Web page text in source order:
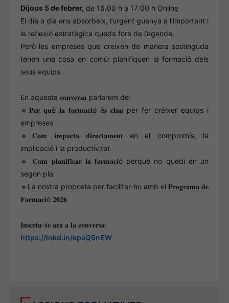
Dijous 5 de febrer, de 16.00 h a 17:00 h Online
El dia a dia ens absorbeix, l’urgent guanya a l’important i
la reflexió estratègica queda fora de l’agenda.
Però les empreses que creixen de manera sostinguda
tenen una cosa en comú: planifiquen la formació dels
seus equips.
En aquesta 𝐜𝐨𝐧𝐯𝐞𝐫𝐬𝐚 parlarem de:
🔹𝐏𝐞𝐫 𝐪𝐮è 𝐥𝐚 𝐟𝐨𝐫𝐦𝐚𝐜𝐢ó é𝐬 𝐜𝐥𝐚𝐮 per fer créixer equips i
empreses
🔹𝐂𝐨𝐦 𝐢𝐦𝐩𝐚𝐜𝐭𝐚 𝐝𝐢𝐫𝐞𝐜𝐭𝐚𝐦𝐞𝐧𝐭 en el compromís, la
implicació i la productivitat
🔹 𝐂𝐨𝐦 𝐩𝐥𝐚𝐧𝐢𝐟𝐢𝐜𝐚𝐫 𝐥𝐚 𝐟𝐨𝐫𝐦𝐚𝐜𝐢ó perquè no quedi en un
segon pla
🔹La nostra proposta per facilitar-ho amb el 𝐏𝐫𝐨𝐠𝐫𝐚𝐦𝐚 𝐝𝐞
𝐅𝐨𝐫𝐦𝐚𝐜𝐢ó 𝟐𝟎𝟐𝟔
𝐈𝐧𝐬𝐜𝐫𝐢𝐮-𝐭𝐞 𝐚𝐫𝐚 𝐚 𝐥𝐚 𝐜𝐨𝐧𝐯𝐞𝐫𝐬𝐚:
https://lnkd.in/epaQ5nEW